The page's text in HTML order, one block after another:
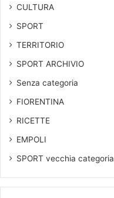
CULTURA
SPORT
TERRITORIO
SPORT ARCHIVIO
Senza categoria
FIORENTINA
RICETTE
EMPOLI
SPORT vecchia categoria